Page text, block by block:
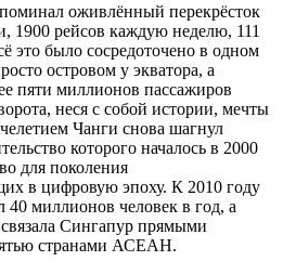
оживлённый перекрёсток
1900 рейсов каждую неделю, 111
это было сосредоточено в одном
островом у экватора, а
пяти миллионов пассажиров
неся с собой истории, мечты
Чанги снова шагнул
которого началось в 2000
для поколения
в цифровую эпоху. К 2010 году
миллионов человек в год, а
связала Сингапур прямыми
странами АСЕАН.